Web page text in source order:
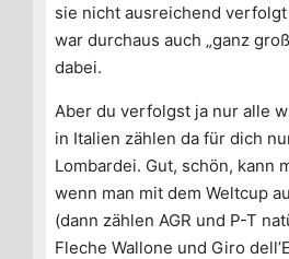
sie nicht ausreichend
war durchaus auch „ganz
dabei.
Aber du verfolgst ja nur alle
in Italien zählen da für dich
Lombardei. Gut, schön, kann
wenn man mit dem Weltcup
(dann zählen AGR und P-T
Fleche Wallone und Giro